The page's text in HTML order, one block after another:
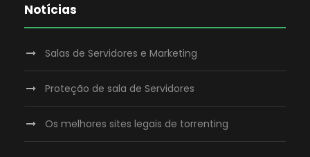
Notícias
Salas de Servidores e Marketing
Proteção de sala de Servidores
Os melhores sites legais de torrenting